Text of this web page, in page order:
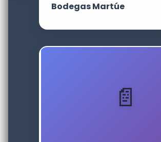
Bodegas Martúe